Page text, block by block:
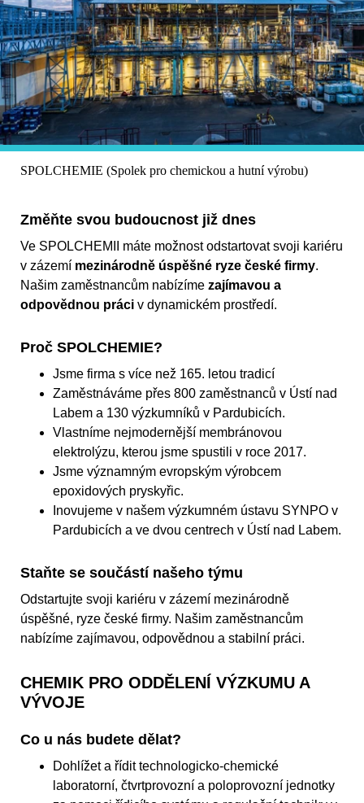
SPOLCHEMIE (Spolek pro chemickou a hutní výrobu)
Změňte svou budoucnost již dnes
Ve SPOLCHEMII máte možnost odstartovat svoji kariéru
v zázemí mezinárodně úspěšné ryze české firmy.
Našim zaměstnancům nabízíme zajímavou a
odpovědnou práci v dynamickém prostředí.
Proč SPOLCHEMIE?
Jsme firma s více než 165. letou tradicí
Zaměstnáváme přes 800 zaměstnanců v Ústí nad
Labem a 130 výzkumníků v Pardubicích.
Vlastníme nejmodernější membránovou
elektrolýzu, kterou jsme spustili v roce 2017.
Jsme významným evropským výrobcem
epoxidových pryskyřic.
Inovujeme v našem výzkumném ústavu SYNPO v
Pardubicích a ve dvou centrech v Ústí nad Labem.
Staňte se součástí našeho týmu
Odstartujte svoji kariéru v zázemí mezinárodně
úspěšné, ryze české firmy. Našim zaměstnancům
nabízíme zajímavou, odpovědnou a stabilní práci.
CHEMIK PRO ODDĚLENÍ VÝZKUMU A
VÝVOJE
Co u nás budete dělat?
Dohlížet a řídit technologicko-chemické
laboratorní, čtvrtprovozní a poloprovozní jednotky